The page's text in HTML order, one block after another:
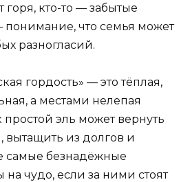
кто-то — забытые
понимание, что семья может
разногласий.
гордость» — это тёплая,
а местами нелепая
простой эль может вернуть
вытащить из долгов и
самые безнадёжные
на чудо, если за ними стоят